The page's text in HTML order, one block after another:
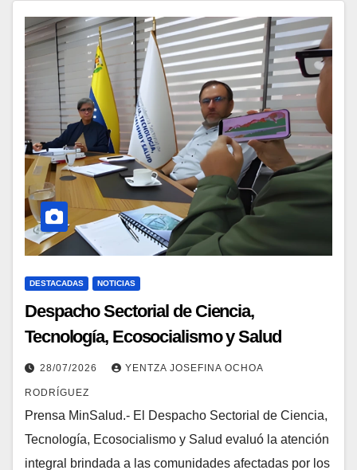
DESTACADAS NOTICIAS
Despacho Sectorial de Ciencia,
Tecnología, Ecosocialismo y Salud
evaluó atención integral en La Guaira
28/07/2026 YENTZA JOSEFINA OCHOA
RODRÍGUEZ
Prensa MinSalud.- El Despacho Sectorial de Ciencia,
Tecnología, Ecosocialismo y Salud evaluó la atención
integral brindada a las comunidades afectadas por los